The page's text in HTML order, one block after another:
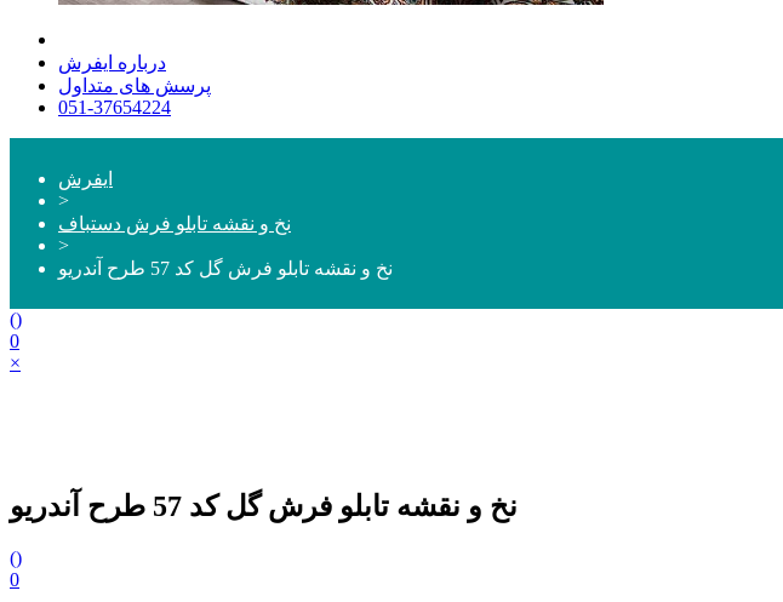
درباره ایفرش
پرسش های متداول
051-37654224
ایفرش
>
نخ و نقشه تابلو فرش دستباف
>
نخ و نقشه تابلو فرش گل کد 57 طرح آندریو
()
0
×
نخ و نقشه تابلو فرش گل کد 57 طرح آندریو
()
0